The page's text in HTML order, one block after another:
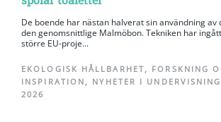
De boende har nästan halverat sin användning
den genomsnittlige Malmöbon. Tekniken har
större EU-proje...
EKOLOGISK HÅLLBARHET, FORSKNING
INSPIRATION , NYHETER I
2026